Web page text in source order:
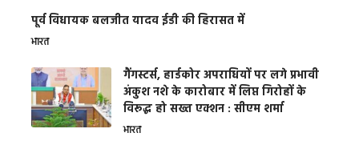
पूर्व विधायक बलजीत यादव ईडी की हिरासत में
भारत
गैंगस्टर्स, हार्डकोर अपराधियों पर लगे प्रभावी
अंकुश नशे के कारोबार में लिप्त गिरोहों के
विरूद्ध हो सख्त एक्शन : सीएम शर्मा
भारत